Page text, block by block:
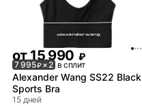
от15 990 ₽
7 995₽× 2 в сплит
Alexander Wang SS22 Black
Sports Bra
15 дней